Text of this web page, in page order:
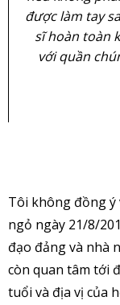
được làm tay
sĩ hoàn toàn
với quần
Tôi không đồng
ngỏ ngày 21/8/
đạo đảng và nhà
còn quan tâm tới
tuổi và địa vị của